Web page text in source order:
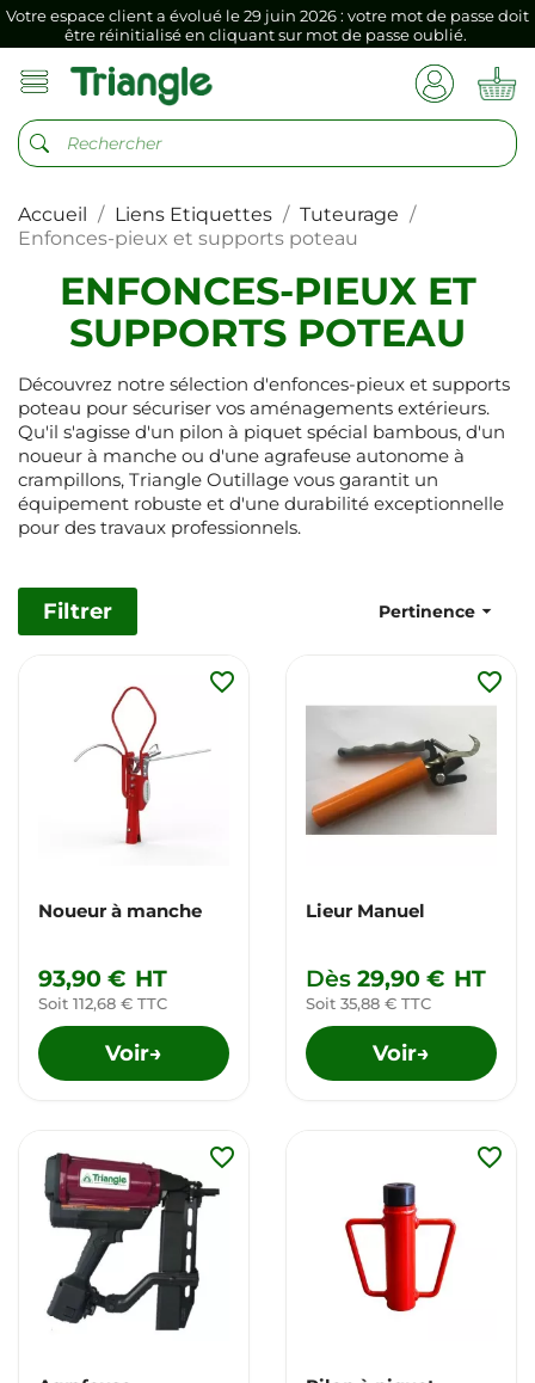
Votre espace client a évolué le 29 juin 2026 : votre mot de passe doit
être réinitialisé en cliquant sur mot de passe oublié.
Si vous aviez mémorisé votre précédent mot de passe dans votre
navigateur internet, il doit être réenregistré à la première connexion
Votre espace client a évolué le 29 juin 2026 : votre mot de passe doit
être réinitialisé en cliquant sur mot de passe oublié.
Si vous aviez mémorisé votre précédent mot de passe dans votre
navigateur internet, il doit être réenregistré à la première connexion
vers votre nouvel espace client.
Accueil Liens Etiquettes
Tuteurage
Enfonces-pieux et supports poteau
ENFONCES-PIEUX ET
SUPPORTS POTEAU
Découvrez notre sélection d'enfonces-pieux et supports
poteau pour sécuriser vos aménagements extérieurs.
Qu'il s'agisse d'un pilon à piquet spécial bambous, d'un
noueur à manche ou d'une agrafeuse autonome à
crampillons, Triangle Outillage vous garantit un
équipement robuste et d'une durabilité exceptionnelle
pour des travaux professionnels.
Filtrer Pertinence
Noueur à manche
93,90 € HT
Soit 112,68 € TTC
Voir→
favorite_border
Lieur Manuel
Dès 29,90 € HT
Soit 35,88 € TTC
Voir→
favorite_border
favorite_border favorite_border